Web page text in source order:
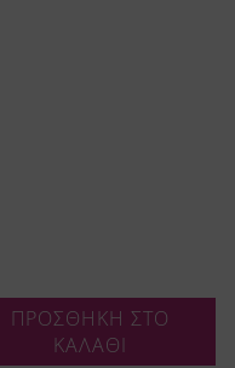
ΠΡΟΣΘΗΚΗ ΣΤΟ
ΚΑΛΑΘΙ